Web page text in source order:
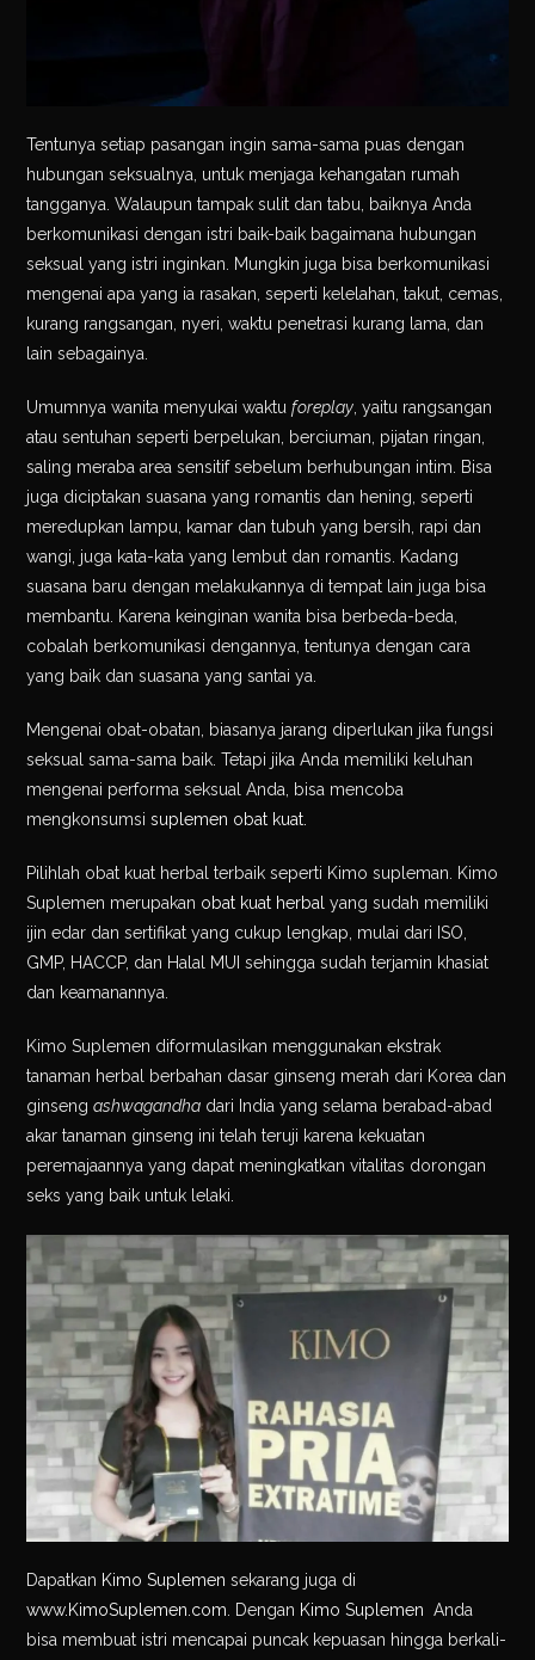
Tentunya setiap pasangan ingin sama-sama puas dengan
hubungan seksualnya, untuk menjaga kehangatan rumah
tangganya. Walaupun tampak sulit dan tabu, baiknya Anda
berkomunikasi dengan istri baik-baik bagaimana hubungan
seksual yang istri inginkan. Mungkin juga bisa berkomunikasi
mengenai apa yang ia rasakan, seperti kelelahan, takut, cemas,
kurang rangsangan, nyeri, waktu penetrasi kurang lama, dan
lain sebagainya.
Umumnya wanita menyukai waktuforeplay , yaitu rangsangan
atau sentuhan seperti berpelukan, berciuman, pijatan ringan,
saling meraba area sensitif sebelum berhubungan intim. Bisa
juga diciptakan suasana yang romantis dan hening, seperti
meredupkan lampu, kamar dan tubuh yang bersih, rapi dan
wangi, juga kata-kata yang lembut dan romantis. Kadang
suasana baru dengan melakukannya di tempat lain juga bisa
membantu. Karena keinginan wanita bisa berbeda-beda,
cobalah berkomunikasi dengannya, tentunya dengan cara
yang baik dan suasana yang santai ya.
Mengenai obat-obatan, biasanya jarang diperlukan jika fungsi
seksual sama-sama baik. Tetapi jika Anda memiliki keluhan
mengenai performa seksual Anda, bisa mencoba
mengkonsumsisuplemen obat kuat.
Pilihlah obat kuat herbal terbaik seperti Kimo supleman. Kimo
Suplemen merupakan obat kuat herbal yang sudah memiliki
ijin edar dan sertifikat yang cukup lengkap, mulai dari ISO,
GMP, HACCP, dan Halal MUI sehingga sudah terjamin khasiat
dan keamanannya.
Kimo Suplemen diformulasikan menggunakan ekstrak
tanaman herbal berbahan dasar ginseng merah dari Korea dan
ginsengashwagandha dari India yang selama berabad-abad
akar tanaman ginseng ini telah teruji karena kekuatan
peremajaannya yang dapat meningkatkan vitalitas dorongan
seks yang baik untuk lelaki.
Dapatkan Kimo Suplemen sekarang juga di
www.KimoSuplemen.com. Dengan Kimo Suplemen Anda
bisa membuat istri mencapai puncak kepuasan hingga berkali-